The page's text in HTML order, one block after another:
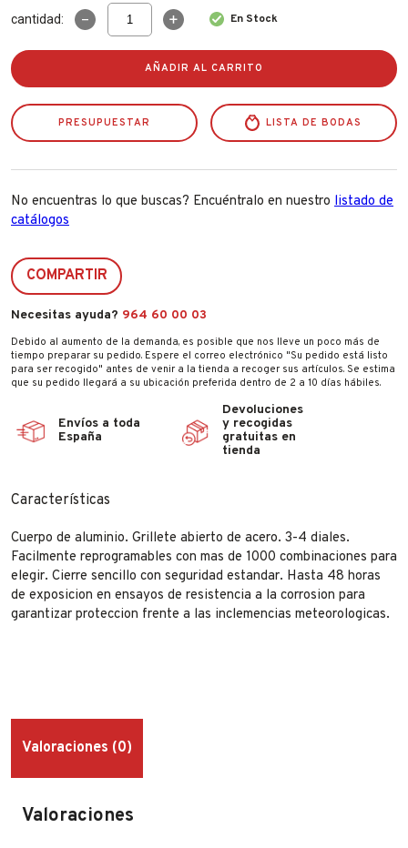
cantidad:
Candado
Combin.
Ye3cb/38/131/bk
cantidad
En Stock
AÑADIR AL CARRITO
PRESUPUESTAR LISTA DE BODAS
No encuentras lo que buscas? Encuéntralo en nuestro listado de
catálogos
COMPARTIR
Necesitas ayuda? 964 60 00 03
Debido al aumento de la demanda, es posible que nos lleve un poco más de
tiempo preparar su pedido. Espere el correo electrónico "Su pedido está listo
para ser recogido" antes de venir a la tienda a recoger sus artículos. Se estima
que su pedido llegará a su ubicación preferida dentro de 2 a 10 días hábiles.
Envíos a toda
España
Devoluciones
y recogidas
gratuitas en
tienda
Características
Cuerpo de aluminio. Grillete abierto de acero. 3-4 diales.
Facilmente reprogramables con mas de 1000 combinaciones para
elegir. Cierre sencillo con seguridad estandar. Hasta 48 horas
de exposicion en ensayos de resistencia a la corrosion para
garantizar proteccion frente a las inclemencias meteorologicas.
Valoraciones (0)
Valoraciones